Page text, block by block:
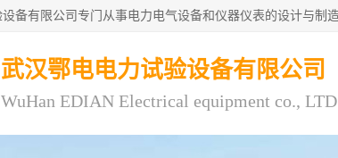
武汉鄂电电力试验设备有限公司
WuHan EDIAN Electrical equipment co., LTD